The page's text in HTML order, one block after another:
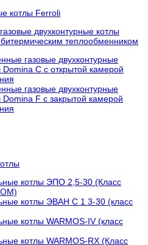
котлы Ferroli
двухконтурные котлы
теплообменником
газовые двухконтурные
Domina C с открытой камерой
газовые двухконтурные
Domina F с закрытой камерой
котлы ЭПО 2,5-30 (Класс
котлы ЭВАН С 1 3-30 (класс
котлы WARMOS-IV (класс
котлы WARMOS-RX (Класс